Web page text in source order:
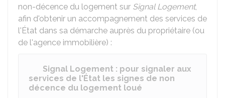
non-décence du logement sur Signal Logement,
afin d'obtenir un accompagnement des services de
l'État dans sa démarche auprès du propriétaire (ou
de l'agence immobilière) :
Signal Logement : pour signaler aux
services de l'État les signes de non
décence du logement loué